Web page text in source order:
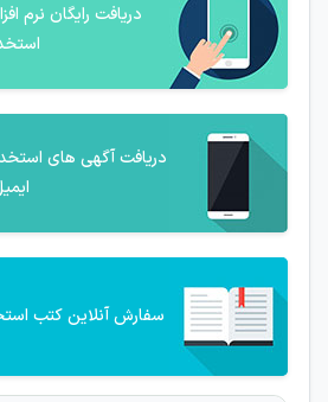
دریافت رایگان نرم
دریافت آگهی های
سفارش آنلاین کتب